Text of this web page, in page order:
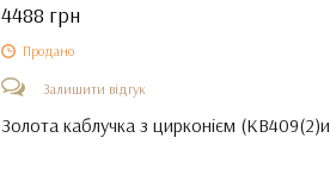
4488 грн
Продано
Залишити відгук
Золота каблучка з цирконієм (КВ409(2)и